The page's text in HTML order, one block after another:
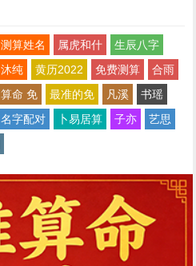
测算姓名 属虎和什
生辰八字
沐纯 黄历2022 免费测算
合雨
算命 免 最准的免 凡溪
书瑶
名字配对 卜易居算 子亦
艺思